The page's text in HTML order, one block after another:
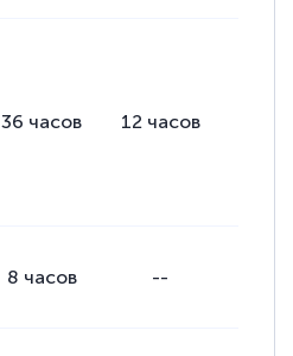
36 часов 12 часов
8 часов --